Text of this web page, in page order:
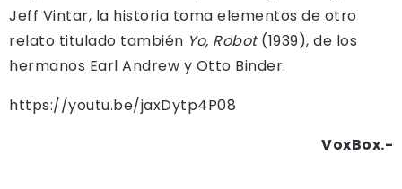
Jeff Vintar, la historia toma elementos de otro
relato titulado también Yo, Robot(1939), de los
hermanos Earl Andrew y Otto Binder.
https://youtu.be/jaxDytp4P08
VoxBox.-